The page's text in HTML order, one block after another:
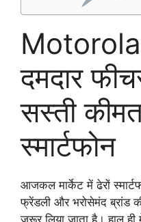
दमदार
सस्ती
स्मार्टफोन
आजकल मार्केट में ढेरों
फ्रेंडली और भरोसेमंद ब्रांड
जरूर लिया जाता है। हाल